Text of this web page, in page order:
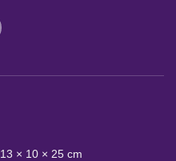
13 × 10 × 25 cm